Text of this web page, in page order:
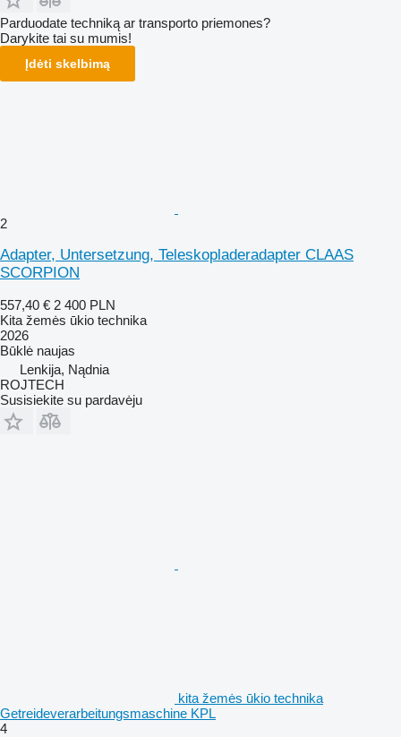
Parduodate techniką ar transporto priemones?
Darykite tai su mumis!
Įdėti skelbimą
2
Adapter, Untersetzung, Teleskopladeradapter CLAAS
SCORPION
557,40 € 2 400 PLN
Kita žemės ūkio technika
2026
Būklė naujas
Lenkija, Nądnia
ROJTECH
Susisiekite su pardavėju
kita žemės ūkio technika
Getreideverarbeitungsmaschine KPL
4